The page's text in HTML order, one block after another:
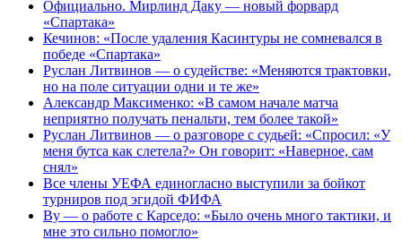
Официально. Мирлинд Даку — новый форвард
«Спартака»
Кечинов: «После удаления Касинтуры не сомневался в
победе «Спартака»
Руслан Литвинов — о судействе: «Меняются трактовки,
но на поле ситуации одни и те же»
Александр Максименко: «В самом начале матча
неприятно получать пенальти, тем более такой»
Руслан Литвинов — о разговоре с судьей: «Спросил: «У
меня бутса как слетела?» Он говорит: «Наверное, сам
снял»
Все члены УЕФА единогласно выступили за бойкот
турниров под эгидой ФИФА
Ву — о работе с Карседо: «Было очень много тактики, и
мне это сильно помогло»